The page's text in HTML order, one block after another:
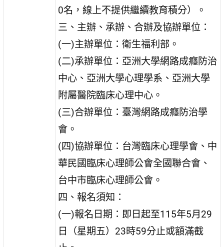
0名，線上不提供繼續教育積分）。
三、主辦、承辦、合辦及協辦單位：
(一)主辦單位：衛生福利部。
(二)承辦單位：亞洲大學網路成癮防治
中心、亞洲大學心理學系、亞洲大學
附屬醫院臨床心理中心。
(三)合辦單位：臺灣網路成癮防治學
會。
(四)協辦單位：台灣臨床心理學會、中
華民國臨床心理師公會全國聯合會、
台中市臨床心理師公會。
四、報名須知：
(一)報名日期：即日起至115年5月29
日（星期五）23時59分止或額滿截